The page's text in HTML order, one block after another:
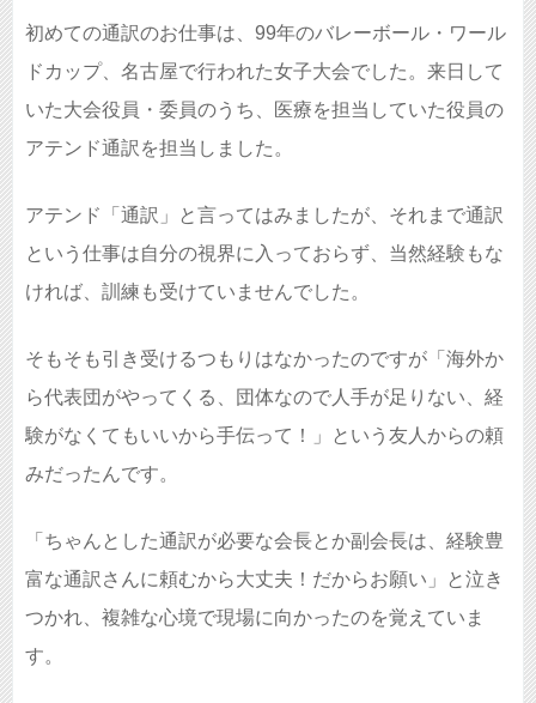
初めての通訳のお仕事は、99年のバレーボール・ワール
ドカップ、名古屋で行われた女子大会でした。来日して
いた大会役員・委員のうち、医療を担当していた役員の
アテンド通訳を担当しました。
アテンド「通訳」と言ってはみましたが、それまで通訳
という仕事は自分の視界に入っておらず、当然経験もな
ければ、訓練も受けていませんでした。
そもそも引き受けるつもりはなかったのですが「海外か
ら代表団がやってくる、団体なので人手が足りない、経
験がなくてもいいから手伝って！」という友人からの頼
みだったんです。
「ちゃんとした通訳が必要な会長とか副会長は、経験豊
富な通訳さんに頼むから大丈夫！だからお願い」と泣き
つかれ、複雑な心境で現場に向かったのを覚えていま
す。